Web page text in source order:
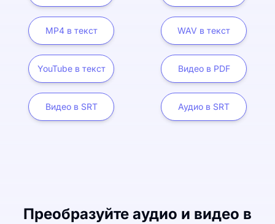
MP4 в текст WAV в текст
YouTube в текст Видео в PDF
Видео в SRT Аудио в SRT
Преобразуйте аудио и видео в